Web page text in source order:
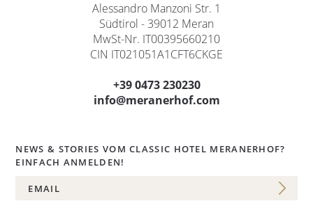
Alessandro Manzoni Str. 1
Südtirol - 39012 Meran
MwSt-Nr. IT00395660210
CIN IT021051A1CFT6CKGE
+39 0473 230230
info@meranerhof.com
NEWS & STORIES VOM CLASSIC HOTEL MERANERHOF?
EINFACH ANMELDEN!